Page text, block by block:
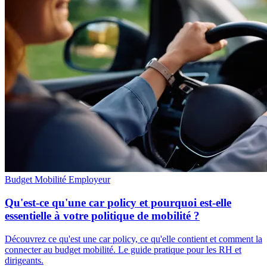
Budget Mobilité Employeur
Qu'est-ce qu'une car policy et pourquoi est-elle
essentielle à votre politique de mobilité ?
Découvrez ce qu'est une car policy, ce qu'elle contient et comment la
connecter au budget mobilité. Le guide pratique pour les RH et
dirigeants.